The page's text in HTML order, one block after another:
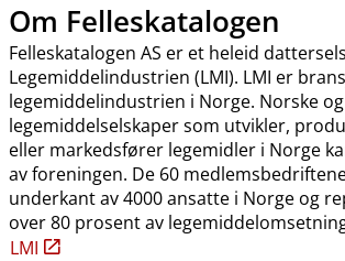
Om Felleskatalogen
Felleskatalogen AS er et heleid
Legemiddelindustrien (LMI). LMI er
legemiddelindustrien i Norge. Norske
legemiddelselskaper som utvikler,
eller markedsfører legemidler i Norge
av foreningen. De 60
underkant av 4000 ansatte i Norge og
over 80 prosent av
LMI